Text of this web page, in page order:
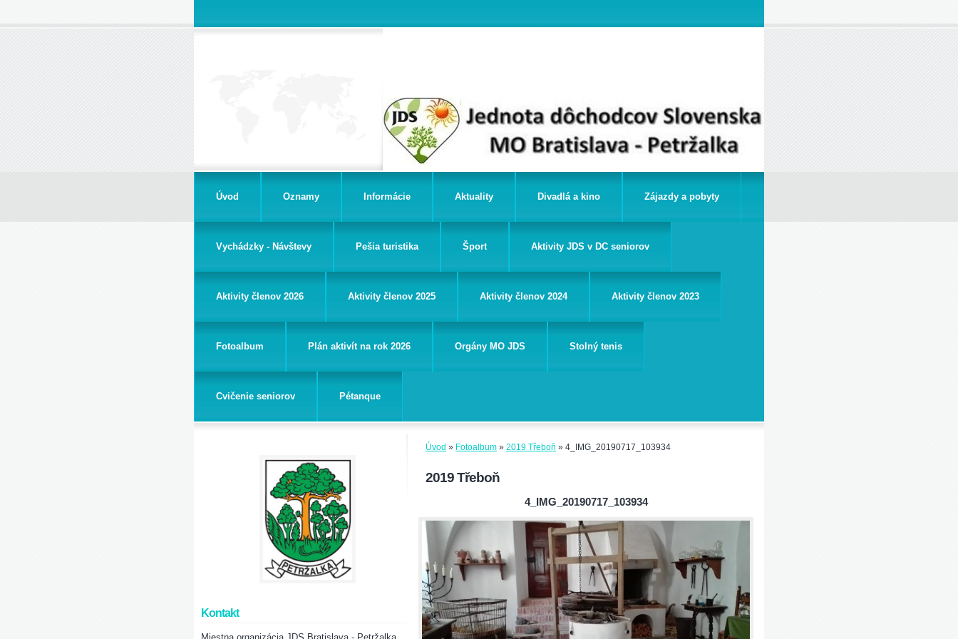
Úvod Oznamy Informácie Aktuality Divadlá a kino Zájazdy a pobyty
Vychádzky - Návštevy Pešia turistika Šport Aktivity JDS v DC seniorov
Aktivity členov 2026 Aktivity členov 2025 Aktivity členov 2024 Aktivity členov 2023
Fotoalbum Plán aktivít na rok 2026 Orgány MO JDS Stolný tenis
Cvičenie seniorov Pétanque
Úvod » Fotoalbum » 2019 Třeboň » 4_IMG_20190717_103934
2019 Třeboň
4_IMG_20190717_103934
Kontakt